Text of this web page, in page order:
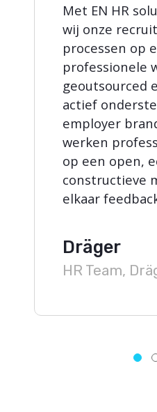
Met EN HR
wij onze
processen op
professionele
geoutsourced
actief
employer
werken
op een open,
constructieve
elkaar
Dräger
HR Team,